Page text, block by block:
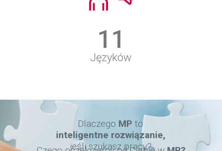
11
Języków
Dlaczego MP to
inteligentne rozwiązanie,
jeśli szukasz pracy?